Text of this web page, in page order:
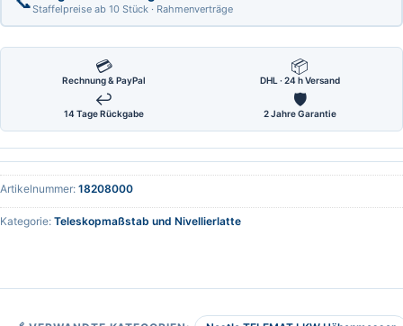
Staffelpreise ab 10 Stück · Rahmenverträge
💳
Rechnung & PayPal
📦
DHL · 24 h Versand
↩
14 Tage Rückgabe
🛡
2 Jahre Garantie
Artikelnummer: 18208000
Kategorie: Teleskopmaßstab und Nivellierlatte